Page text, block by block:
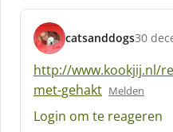
catsanddogs
s
c
h
r
e
30
http://www.kookjij.nl/
met-gehakt Melden
Login om te reageren